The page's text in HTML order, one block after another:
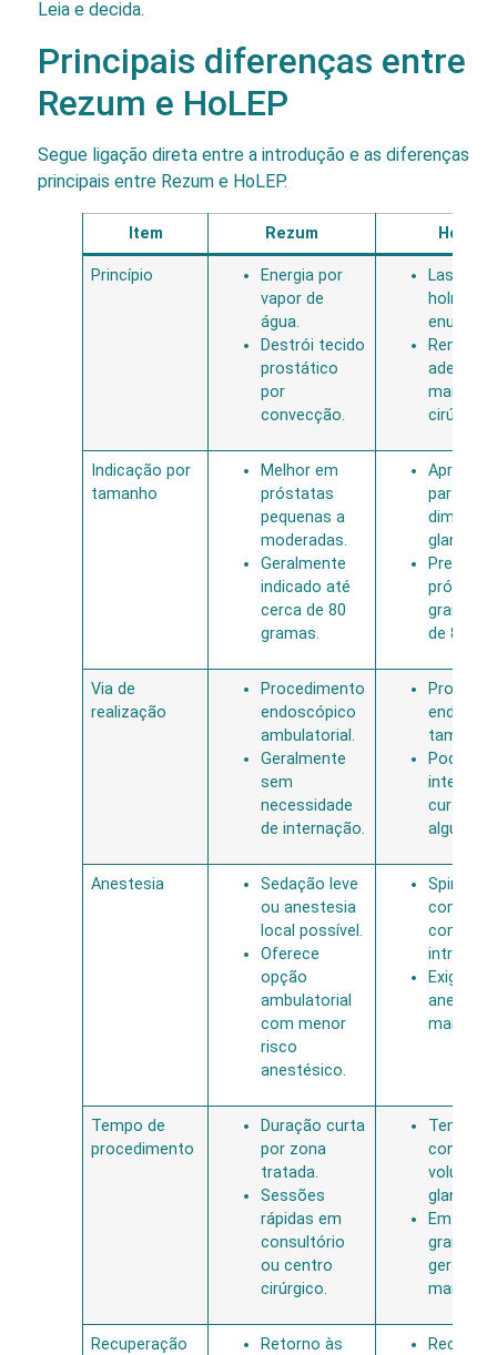
Leia e decida.
Principais diferenças entre
Rezum e HoLEP
Segue ligação direta entre a introdução e as diferenças
principais entre Rezum e HoLEP.
Item Rezum HoLEP
Princípio
Energia por
vapor de
água.
Destrói tecido
prostático
por
convecção.
Laser de
holmio
Remove
maneira
cirúrgica.
Indicação por
tamanho
Melhor em
próstatas
pequenas a
moderadas.
Geralmente
indicado até
cerca de 80
gramas.
para
grandes,
de 80
Via de
realização
Procedimento
endoscópico
ambulatorial.
Geralmente
sem
necessidade
de internação.
também.
Pode
curta em
alguns
Anestesia
Sedação leve
ou anestesia
local possível.
Oferece
opção
ambulatorial
com menor
risco
anestésico.
Spinal
com
controle
Exige
mais
Tempo de
procedimento
Duração curta
por zona
tratada.
Sessões
rápidas em
consultório
ou centro
cirúrgico.
Tempo
volume
glandular.
Em
grandes,
mais
Recuperação
Retorno às